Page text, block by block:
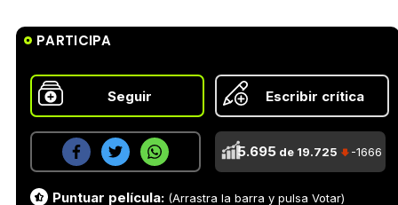
PARTICIPA
Seguir Escribir crítica
5.695de 19.725 -1666
Puntuar película: (Arrastra la barra y pulsa Votar)